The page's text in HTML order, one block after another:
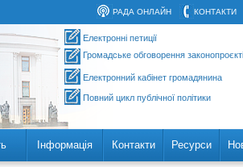
КОНТАКТИ
РАДА ОНЛАЙН
Електронні петиції
Громадське обговорення
Електронний кабінет громадянина
Повний цикл публічної політики
Інформація Контакти Ресурси